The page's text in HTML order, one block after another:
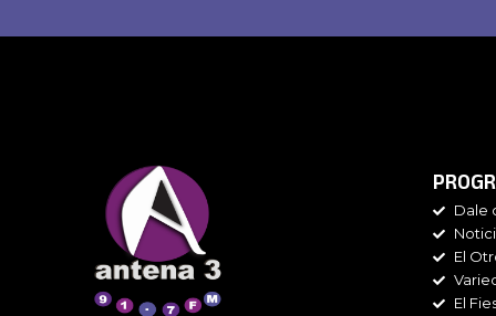
Dale
El
El